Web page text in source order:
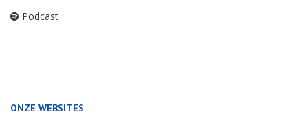
Podcast
ONZE WEBSITES